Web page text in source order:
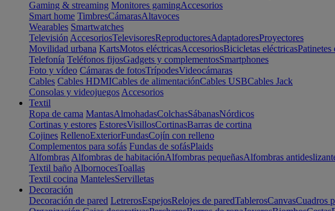
Gaming & streaming Monitores gamingAccesorios
Smart home TimbresCámarasAltavoces
Wearables Smartwatches
Televisión AccesoriosTelevisoresReproductoresAdaptadoresProyectores
Movilidad urbana KartsMotos eléctricasAccesoriosBicicletas eléctricasPatinetes
Telefonía Teléfonos fijosGadgets y complementosSmartphones
Foto y vídeo Cámaras de fotosTrípodesVideocámaras
Cables Cables HDMICables de alimentaciónCables USBCables Jack
Consolas y videojuegos Accesorios
Textil
Ropa de cama MantasAlmohadasColchasSábanasNórdicos
Cortinas y estores EstoresVisillosCortinasBarras de cortina
Cojines RellenoExteriorFundasCojín con relleno
Complementos para sofás Fundas de sofásPlaids
Alfombras Alfombras de habitaciónAlfombras pequeñasAlfombras
Textil baño AlbornocesToallas
Textil cocina MantelesServilletas
Decoración
Decoración de pared LetrerosEspejosRelojes de paredTablerosCanvasCuadros